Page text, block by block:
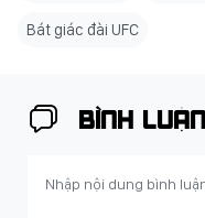
Bát giác đài UFC
BÌNH LUẬN